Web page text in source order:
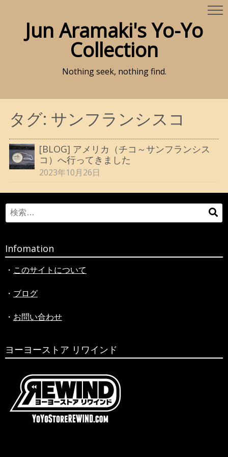
Jun Aramaki's Yo-Yo
Collection
Nothing seek, nothing find.
タグ: サンフランシスコ
[BLOG] アメリカ（チコ～サンフランシス
コ）へ行ってきました
2023年10月26日
Search
for:
検
Infomation
・ このサイトについて
・ ブログ
・ お問い合わせ
ヨーヨーストア リワインド